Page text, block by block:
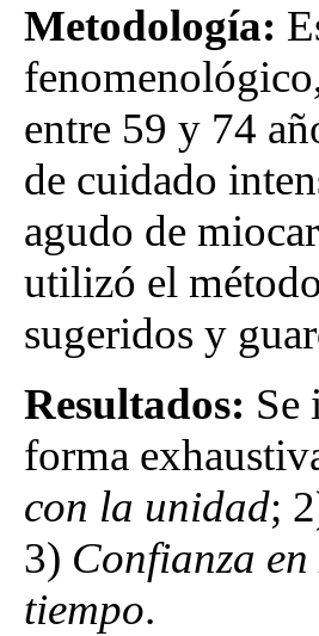
Metodología:
entre 59 y 74
de cuidado
agudo de
utilizó el
sugeridos y
Resultados: Se
forma
con la unidad;
3) Confianza
tiempo.